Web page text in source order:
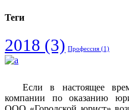
Теги
2018 (3) Профессия (1)
Если в настоящее
компании по оказанию